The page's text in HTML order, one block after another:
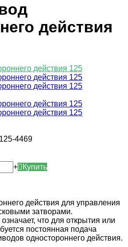
действия
4469
+
Купить
действия для управления
затворами.
что для открытия или
постоянная подача
одностороннего действия.